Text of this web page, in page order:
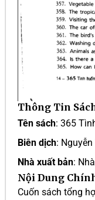
Thông Tin
Tên sách: 365
Biên dịch:
Nhà xuất bản:
Nội Dung
Cuốn sách tổng